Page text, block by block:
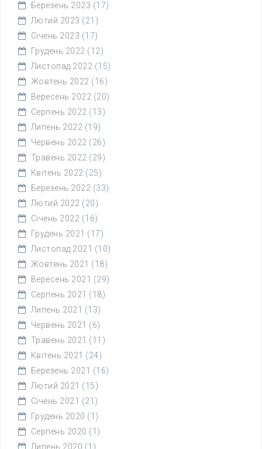
Березень 2023 (17)
Лютий 2023 (21)
Січень 2023 (17)
Грудень 2022 (12)
Листопад 2022 (15)
Жовтень 2022 (16)
Вересень 2022 (20)
Серпень 2022 (13)
Липень 2022 (19)
Червень 2022 (26)
Травень 2022 (29)
Квітень 2022 (25)
Березень 2022 (33)
Лютий 2022 (20)
Січень 2022 (16)
Грудень 2021 (17)
Листопад 2021 (10)
Жовтень 2021 (18)
Вересень 2021 (29)
Серпень 2021 (18)
Липень 2021 (13)
Червень 2021 (6)
Травень 2021 (11)
Квітень 2021 (24)
Березень 2021 (16)
Лютий 2021 (15)
Січень 2021 (21)
Грудень 2020 (1)
Серпень 2020 (1)
Липень 2020 (1)